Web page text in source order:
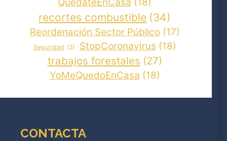
recortes combustible (34)
Reordenación Sector Público (17)
Seguridad (2) StopCoronavirus (18)
trabajos forestales (27)
YoMeQuedoEnCasa (18)
CONTACTA